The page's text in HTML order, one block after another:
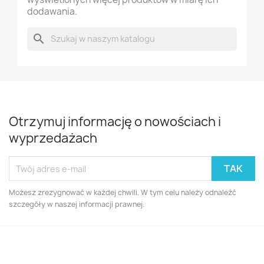
dodawania.
search
Otrzymuj informację o nowościach i
wyprzedażach
Możesz zrezygnować w każdej chwili. W tym celu należy odnaleźć
szczegóły w naszej informacji prawnej.